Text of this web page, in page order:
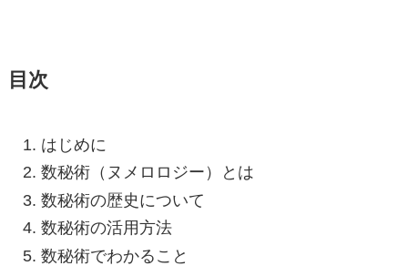
目次
はじめに
数秘術（ヌメロロジー）とは
数秘術の歴史について
数秘術の活用方法
数秘術でわかること